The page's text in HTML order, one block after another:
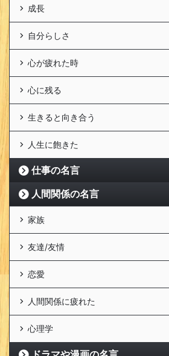
成長
自分らしさ
心が疲れた時
心に残る
生きると向き合う
人生に飽きた
仕事の名言
人間関係の名言
家族
友達/友情
恋愛
人間関係に疲れた
心理学